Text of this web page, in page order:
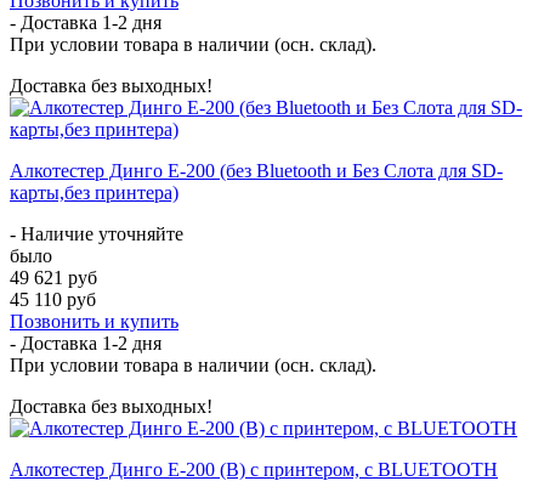
- Доставка 1-2 дня
При условии товара в наличии (осн. склад).
Доставка без выходных!
Алкотестер Динго Е-200 (без Bluetooth и Без Слота для SD-
карты,без принтера)
- Наличие уточняйте
было
49 621 руб
45 110 руб
Позвонить и купить
- Доставка 1-2 дня
При условии товара в наличии (осн. склад).
Доставка без выходных!
Алкотестер Динго Е-200 (В) с принтером, с BLUETOOTH